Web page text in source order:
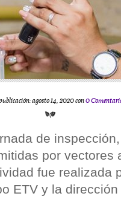
agosto 14, 2020 con0
de
por vectores
fue realizada
ETV y la